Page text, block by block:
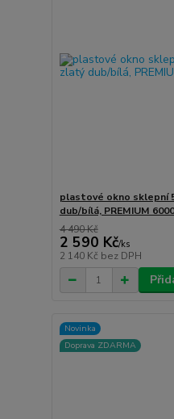
plastové okno sklepní
dub/bílá, PREMIUM 6000
4 490 Kč
2 590 Kč/ks
2 140 Kč bez DPH
Novinka
Doprava ZDARMA